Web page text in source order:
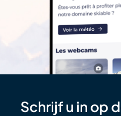
Schrijf u in op